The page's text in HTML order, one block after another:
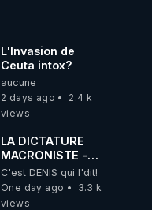
L'Invasion de
Ceuta intox?
aucune
2 days ago
2.4 k
views
LA DICTATURE
MACRONISTE -
Tous les Français
sont désormais
menacés !
C'est DENIS qui l'dit!
One day ago
3.3 k
views